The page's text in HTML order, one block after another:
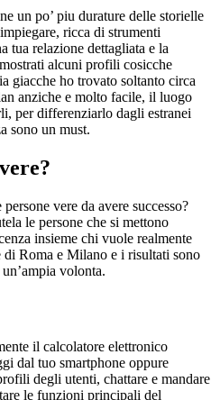
un po’ piu durature delle storielle
ricca di strumenti
tua relazione dettagliata e la
alcuni profili cosicche
giacche ho trovato soltanto circa
anziche e molto facile, il luogo
per differenziarlo dagli estranei
sono un must.
vere da avere successo?
le persone che si mettono
insieme chi vuole realmente
di Roma e Milano e i risultati sono
volonta.
il calcolatore elettronico
dal tuo smartphone oppure
degli utenti, chattare e mandare
le funzioni principali del